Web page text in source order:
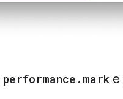
performance . mark e